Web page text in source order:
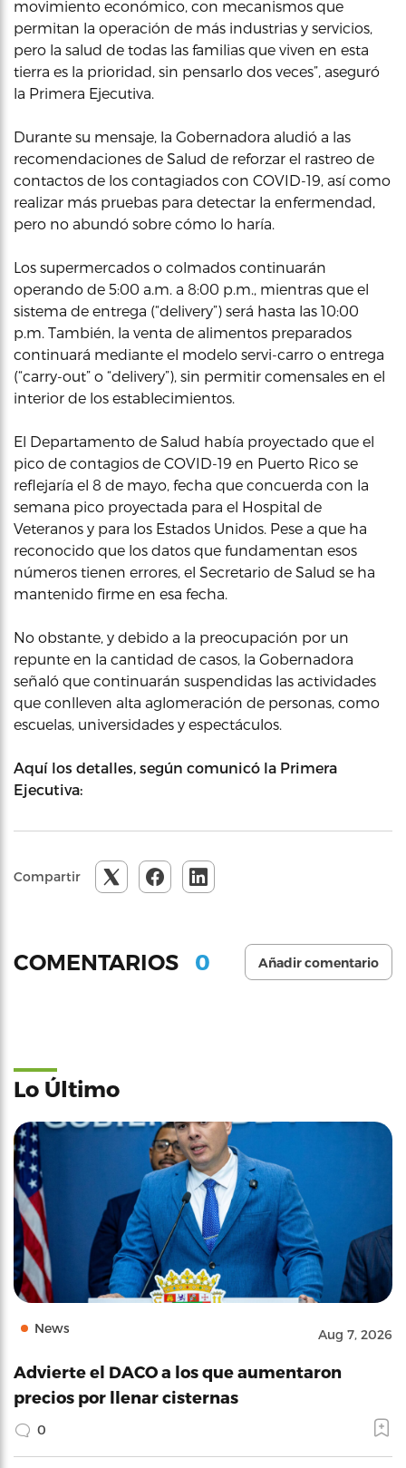
movimiento económico, con mecanismos que
permitan la operación de más industrias y servicios,
pero la salud de todas las familias que viven en esta
tierra es la prioridad, sin pensarlo dos veces”, aseguró
la Primera Ejecutiva.
Durante su mensaje, la Gobernadora aludió a las
recomendaciones de Salud de reforzar el rastreo de
contactos de los contagiados con COVID-19, así como
realizar más pruebas para detectar la enfermendad,
pero no abundó sobre cómo lo haría.
Los supermercados o colmados continuarán
operando de 5:00 a.m. a 8:00 p.m., mientras que el
sistema de entrega (“delivery”) será hasta las 10:00
p.m. También, la venta de alimentos preparados
continuará mediante el modelo servi-carro o entrega
(“carry-out” o “delivery”), sin permitir comensales en el
interior de los establecimientos.
El Departamento de Salud había proyectado que el
pico de contagios de COVID-19 en Puerto Rico se
reflejaría el 8 de mayo, fecha que concuerda con la
semana pico proyectada para el Hospital de
Veteranos y para los Estados Unidos. Pese a que ha
reconocido que los datos que fundamentan esos
números tienen errores, el Secretario de Salud se ha
mantenido firme en esa fecha.
No obstante, y debido a la preocupación por un
repunte en la cantidad de casos, la Gobernadora
señaló que continuarán suspendidas las actividades
que conlleven alta aglomeración de personas, como
escuelas, universidades y espectáculos.
Aquí los detalles, según comunicó la Primera
Ejecutiva:
Compartir
COMENTARIOS 0 Añadir comentario
Lo Último
News Aug 7, 2026
Advierte el DACO a los que aumentaron
precios por llenar cisternas
0